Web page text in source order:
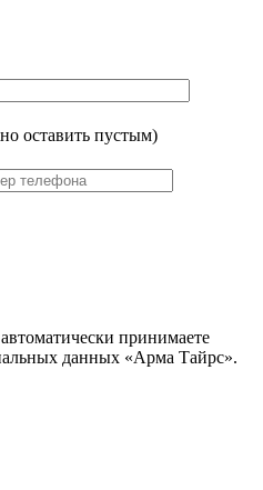
оставить пустым)
принимаете
данных «Арма Тайрс».